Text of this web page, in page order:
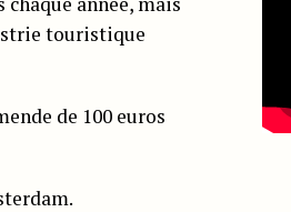
touristique
de 100 euros